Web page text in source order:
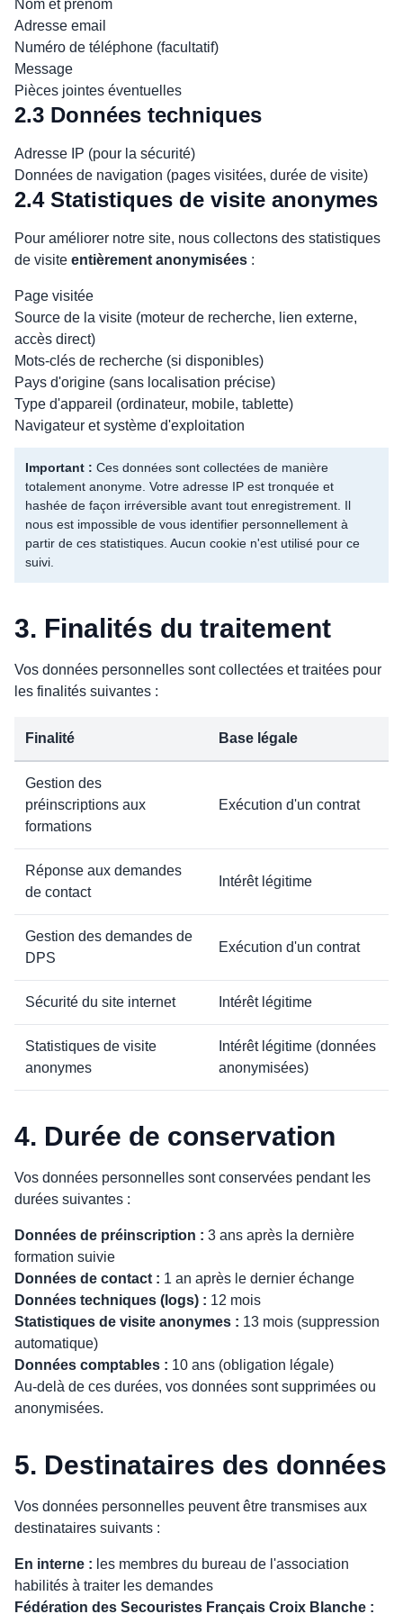
Nom et prénom
Adresse email
Numéro de téléphone (facultatif)
Message
Pièces jointes éventuelles
2.3 Données techniques
Adresse IP (pour la sécurité)
Données de navigation (pages visitées, durée de visite)
2.4 Statistiques de visite anonymes
Pour améliorer notre site, nous collectons des statistiques
de visite entièrement anonymisées :
Page visitée
Source de la visite (moteur de recherche, lien externe,
accès direct)
Mots-clés de recherche (si disponibles)
Pays d'origine (sans localisation précise)
Type d'appareil (ordinateur, mobile, tablette)
Navigateur et système d'exploitation
Important : Ces données sont collectées de manière
totalement anonyme. Votre adresse IP est tronquée et
hashée de façon irréversible avant tout enregistrement. Il
nous est impossible de vous identifier personnellement à
partir de ces statistiques. Aucun cookie n'est utilisé pour ce
suivi.
3. Finalités du traitement
Vos données personnelles sont collectées et traitées pour
les finalités suivantes :
Finalité Base légale
Gestion des
préinscriptions aux
formations
Exécution d'un contrat
Réponse aux demandes
de contact
Intérêt légitime
Gestion des demandes de
DPS
Exécution d'un contrat
Sécurité du site internet Intérêt légitime
Statistiques de visite
anonymes
Intérêt légitime (données
anonymisées)
4. Durée de conservation
Vos données personnelles sont conservées pendant les
durées suivantes :
Données de préinscription : 3 ans après la dernière
formation suivie
Données de contact : 1 an après le dernier échange
Données techniques (logs) : 12 mois
Statistiques de visite anonymes : 13 mois (suppression
automatique)
Données comptables : 10 ans (obligation légale)
Au-delà de ces durées, vos données sont supprimées ou
anonymisées.
5. Destinataires des données
Vos données personnelles peuvent être transmises aux
destinataires suivants :
En interne : les membres du bureau de l'association
habilités à traiter les demandes
Fédération des Secouristes Français Croix Blanche :